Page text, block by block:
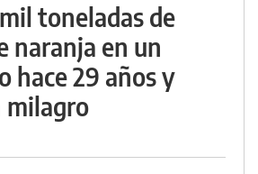
toneladas de
naranja en un
hace 29 años y
milagro